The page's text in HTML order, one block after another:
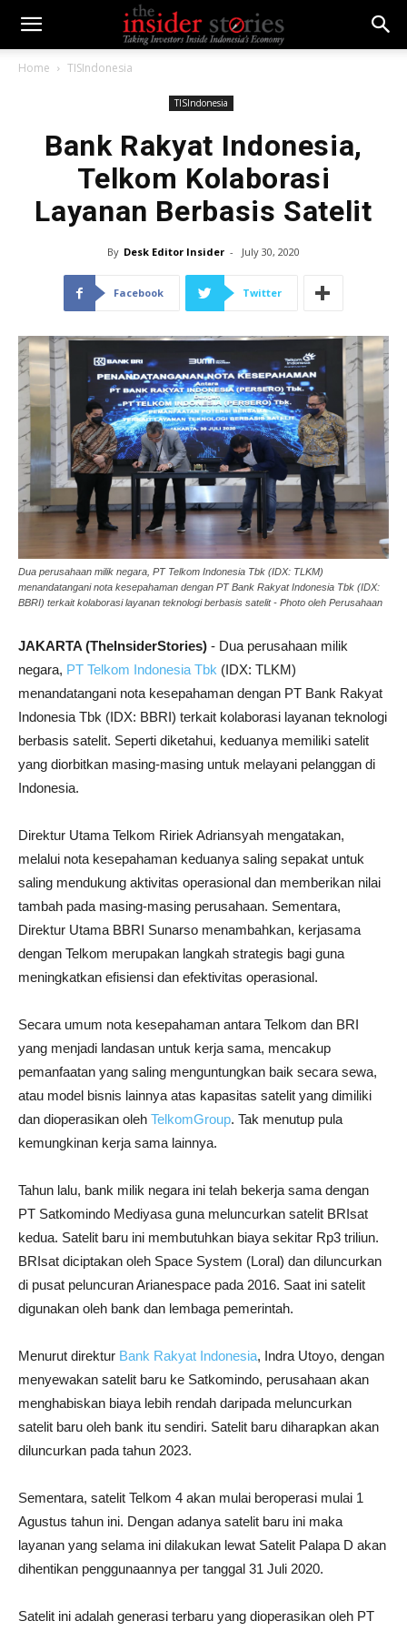
Home TISIndonesia
TISIndonesia
Bank Rakyat Indonesia,
Telkom Kolaborasi
Layanan Berbasis Satelit
By Desk Editor Insider - July 30, 2020
Facebook Twitter
Dua perusahaan milik negara, PT Telkom Indonesia Tbk (IDX: TLKM)
menandatangani nota kesepahaman dengan PT Bank Rakyat Indonesia Tbk (IDX:
BBRI) terkait kolaborasi layanan teknologi berbasis satelit - Photo oleh Perusahaan
JAKARTA (TheInsiderStories) - Dua perusahaan milik
negara, PT Telkom Indonesia Tbk (IDX: TLKM)
menandatangani nota kesepahaman dengan PT Bank Rakyat
Indonesia Tbk (IDX: BBRI) terkait kolaborasi layanan teknologi
berbasis satelit. Seperti diketahui, keduanya memiliki satelit
yang diorbitkan masing-masing untuk melayani pelanggan di
Indonesia.
Direktur Utama Telkom Ririek Adriansyah mengatakan,
melalui nota kesepahaman keduanya saling sepakat untuk
saling mendukung aktivitas operasional dan memberikan nilai
tambah pada masing-masing perusahaan. Sementara,
Direktur Utama BBRI Sunarso menambahkan, kerjasama
dengan Telkom merupakan langkah strategis bagi guna
meningkatkan efisiensi dan efektivitas operasional.
Secara umum nota kesepahaman antara Telkom dan BRI
yang menjadi landasan untuk kerja sama, mencakup
pemanfaatan yang saling menguntungkan baik secara sewa,
atau model bisnis lainnya atas kapasitas satelit yang dimiliki
dan dioperasikan oleh TelkomGroup. Tak menutup pula
kemungkinan kerja sama lainnya.
Tahun lalu, bank milik negara ini telah bekerja sama dengan
PT Satkomindo Mediyasa guna meluncurkan satelit BRIsat
kedua. Satelit baru ini membutuhkan biaya sekitar Rp3 triliun.
BRIsat diciptakan oleh Space System (Loral) dan diluncurkan
di pusat peluncuran Arianespace pada 2016. Saat ini satelit
digunakan oleh bank dan lembaga pemerintah.
Menurut direktur Bank Rakyat Indonesia, Indra Utoyo, dengan
menyewakan satelit baru ke Satkomindo, perusahaan akan
menghabiskan biaya lebih rendah daripada meluncurkan
satelit baru oleh bank itu sendiri. Satelit baru diharapkan akan
diluncurkan pada tahun 2023.
Sementara, satelit Telkom 4 akan mulai beroperasi mulai 1
Agustus tahun ini. Dengan adanya satelit baru ini maka
layanan yang selama ini dilakukan lewat Satelit Palapa D akan
dihentikan penggunaannya per tanggal 31 Juli 2020.
Satelit ini adalah generasi terbaru yang dioperasikan oleh PT